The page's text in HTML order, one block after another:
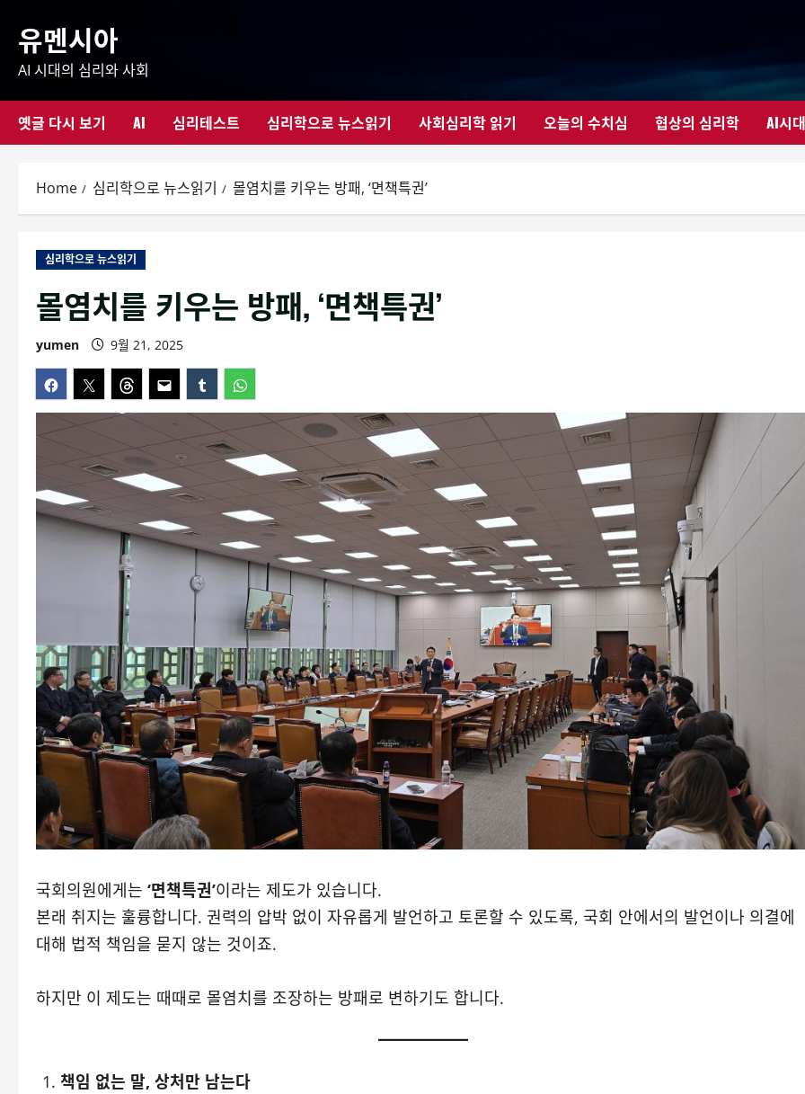
content
유멘시아
AI 시대의 심리와 사회
옛글 다시 보기 AI 심리테스트 심리학으로 뉴스읽기 사회심리학 읽기 오늘의 수치심 협상의 심리학 AI시대
Home 심리학으로 뉴스읽기 몰염치를 키우는 방패, ‘면책특권’
심리학으로 뉴스읽기
몰염치를 키우는 방패, ‘면책특권’
yumen 9월 21, 2025
국회의원에게는 ‘면책특권’이라는 제도가 있습니다.
본래 취지는 훌륭합니다. 권력의 압박 없이 자유롭게 발언하고 토론할 수 있도록, 국회 안에서의 발언이나 의결에
대해 법적 책임을 묻지 않는 것이죠.
하지만 이 제도는 때때로 몰염치를 조장하는 방패로 변하기도 합니다.
책임 없는 말, 상처만 남는다